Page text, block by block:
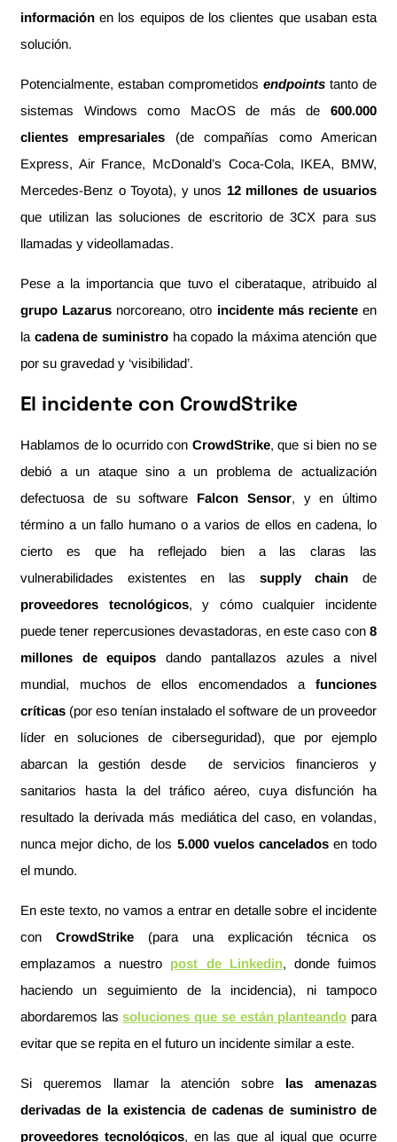
información en los equipos de los clientes que usaban esta
solución.
Potencialmente, estaban comprometidos endpoints tanto de
sistemas Windows como MacOS de más de 600.000
clientes empresariales (de compañías como American
Express, Air France, McDonald’s Coca-Cola, IKEA, BMW,
Mercedes-Benz o Toyota), y unos 12 millones de usuarios
que utilizan las soluciones de escritorio de 3CX para sus
llamadas y videollamadas.
Pese a la importancia que tuvo el ciberataque, atribuido al
grupo Lazarus norcoreano, otro incidente más recienteen
la cadena de suministro ha copado la máxima atención que
por su gravedad y ‘visibilidad’.
El incidente con CrowdStrike
Hablamos de lo ocurrido con CrowdStrike, que si bien no se
debió a un ataque sino a un problema de actualización
defectuosa de su software Falcon Sensor, y en último
término a un fallo humano o a varios de ellos en cadena, lo
cierto es que ha reflejado bien a las claras las
vulnerabilidades existentes en las supply chain de
proveedores tecnológicos, y cómo cualquier incidente
puede tener repercusiones devastadoras, en este caso con 8
millones de equiposdando pantallazos azules a nivel
mundial, muchos de ellos encomendados a funciones
críticas (por eso tenían instalado el software de un proveedor
líder en soluciones de ciberseguridad), que por ejemplo
abarcan la gestión desde de servicios financieros y
sanitarios hasta la del tráfico aéreo, cuya disfunción ha
resultado la derivada más mediática del caso, en volandas,
nunca mejor dicho, de los 5.000 vuelos canceladosen todo
el mundo.
En este texto, no vamos a entrar en detalle sobre el incidente
con CrowdStrike (para una explicación técnica os
emplazamos a nuestro post de Linkedin, donde fuimos
haciendo un seguimiento de la incidencia), ni tampoco
abordaremos lassoluciones que se están planteando para
evitar que se repita en el futuro un incidente similar a este.
Si queremos llamar la atención sobre las amenazas
derivadas de la existencia de cadenas de suministro de
proveedores tecnológicos, en las que al igual que ocurre